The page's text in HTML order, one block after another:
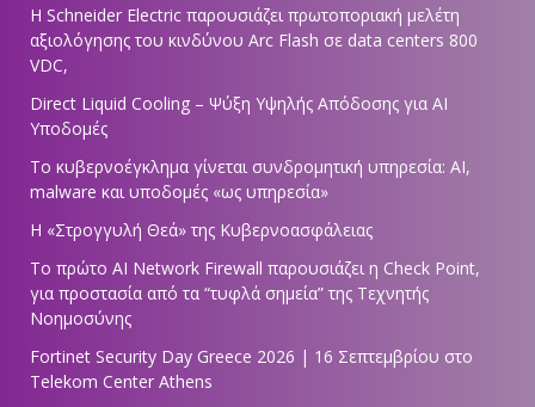
Η Schneider Electric παρουσιάζει πρωτοποριακή μελέτη
αξιολόγησης του κινδύνου Arc Flash σε data centers 800
VDC,
Direct Liquid Cooling – Ψύξη Υψηλής Απόδοσης για AI
Υποδομές
Το κυβερνοέγκλημα γίνεται συνδρομητική υπηρεσία: AI,
malware και υποδομές «ως υπηρεσία»
Η «Στρογγυλή Θεά» της Κυβερνοασφάλειας
Tο πρώτο AI Network Firewall παρουσιάζει η Check Point,
για προστασία από τα “τυφλά σημεία” της Τεχνητής
Νοημοσύνης
Fortinet Security Day Greece 2026 | 16 Σεπτεμβρίου στο
Telekom Center Athens